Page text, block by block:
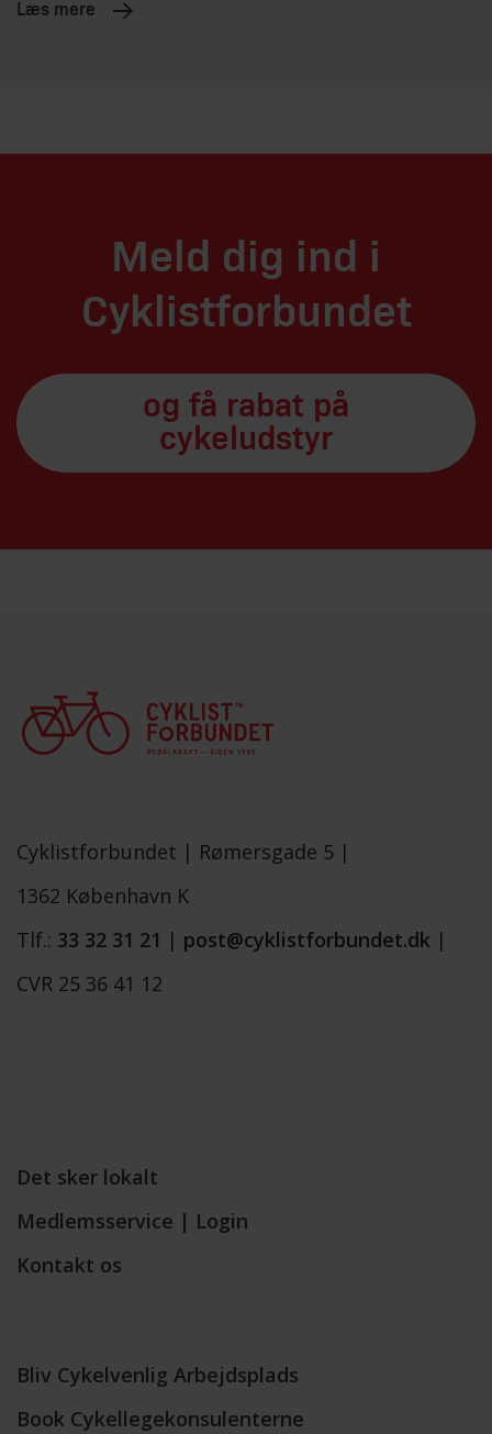
Læs mere
Meld dig ind i
Cyklistforbundet
og få rabat på
cykeludstyr
Cyklistforbundet | Rømersgade 5 |
1362 København K
Tlf.: 33 32 31 21 | post@cyklistforbundet.dk |
CVR 25 36 41 12
Det sker lokalt
Medlemsservice | Login
Kontakt os
Bliv Cykelvenlig Arbejdsplads
Book Cykellegekonsulenterne